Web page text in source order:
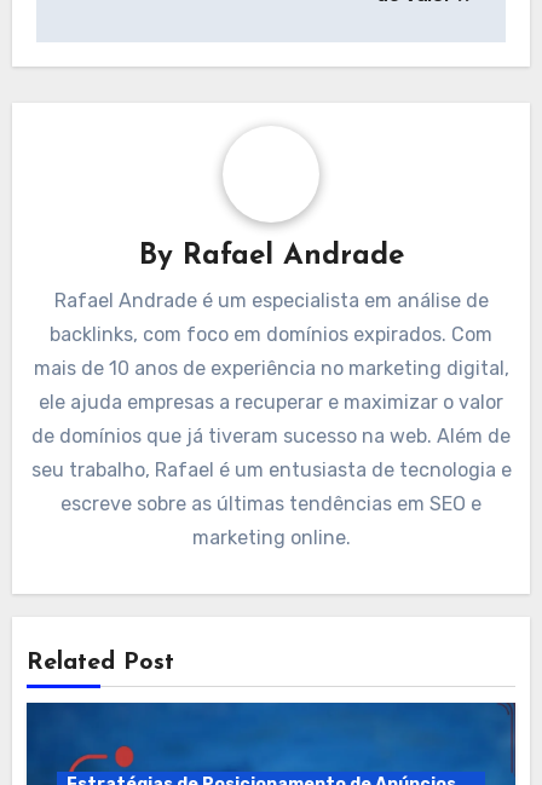
Taxas e Maximização
ByRafael Andrade
Rafael Andrade é um especialista em análise de
backlinks, com foco em domínios expirados. Com
de domínios que já tiveram sucesso na web. Além de
seu trabalho, Rafael é um entusiasta de tecnologia e